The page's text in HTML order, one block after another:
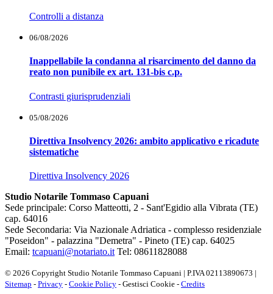
Controlli a distanza
06/08/2026
Inappellabile la condanna al risarcimento del danno da
reato non punibile ex art. 131-bis c.p.
Contrasti giurisprudenziali
05/08/2026
Direttiva Insolvency 2026: ambito applicativo e ricadute
sistematiche
Direttiva Insolvency 2026
Studio Notarile Tommaso Capuani
Sede principale: Corso Matteotti, 2 - Sant'Egidio alla Vibrata (TE)
cap. 64016
Sede Secondaria: Via Nazionale Adriatica - complesso residenziale
"Poseidon" - palazzina "Demetra" - Pineto (TE) cap. 64025
Email: tcapuani@notariato.it Tel: 08611828088
© 2026 Copyright Studio Notarile Tommaso Capuani | P.IVA 02113890673 |
Sitemap - Privacy - Cookie Policy - Gestisci Cookie - Credits